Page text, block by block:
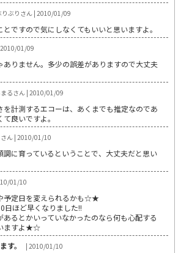
りぶりさん | 2010/01/09
ですので気にしなくてもいいと思いますよ。
01/09
ありません。多少の誤差がありますので大丈夫
るさん | 2010/01/09
を計測するエコーは、あくまでも推定なのであ
良いですよ。
さん | 2010/01/10
調に育っているということで、大丈夫だと思い
01/10
予定日を変えられるかも☆★
日ほど早くなりました!!
あるとかいっていなかったのなら何も心配する
ますよ★☆
す。
| 2010/01/10